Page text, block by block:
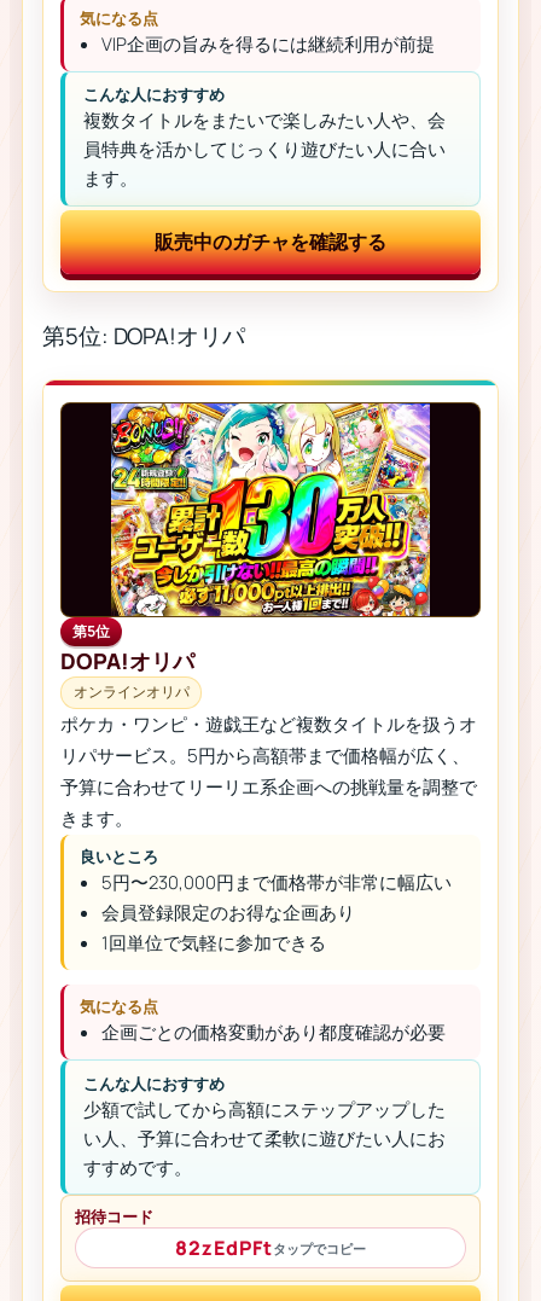
気になる点
VIP企画の旨みを得るには継続利用が前提
こんな人におすすめ
複数タイトルをまたいで楽しみたい人や、会
員特典を活かしてじっくり遊びたい人に合い
ます。
販売中のガチャを確認する
第5位: DOPA!オリパ
第5位
DOPA!オリパ
オンラインオリパ
ポケカ・ワンピ・遊戯王など複数タイトルを扱うオ
リパサービス。5円から高額帯まで価格幅が広く、
予算に合わせてリーリエ系企画への挑戦量を調整で
きます。
良いところ
5円〜230,000円まで価格帯が非常に幅広い
会員登録限定のお得な企画あり
1回単位で気軽に参加できる
気になる点
企画ごとの価格変動があり都度確認が必要
こんな人におすすめ
少額で試してから高額にステップアップした
い人、予算に合わせて柔軟に遊びたい人にお
すすめです。
招待コード
82zEdPFtタップでコピー